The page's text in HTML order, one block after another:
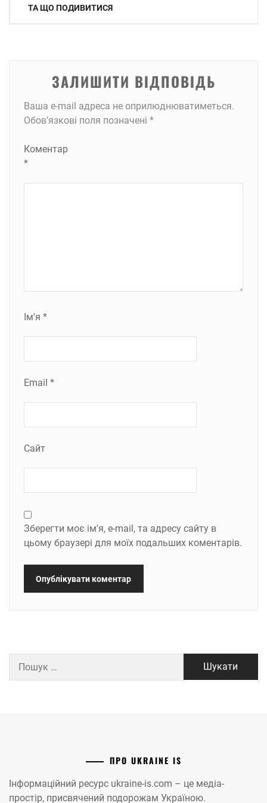
записів
ТА ЩО ПОДИВИТИСЯ
ЗАЛИШИТИ ВІДПОВІДЬ
Ваша e-mail адреса не оприлюднюватиметься.
Обов’язкові поля позначені *
Коментар
*
Ім'я *
Email *
Сайт
Зберегти моє ім'я, e-mail, та адресу сайту в
цьому браузері для моїх подальших коментарів.
ПРО UKRAINE IS
Інформаційний ресурс ukraine-is.com – це медіа-
простір, присвячений подорожам Україною.